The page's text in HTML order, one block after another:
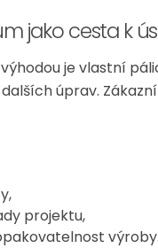
jako cesta k
je vlastní
úprav.
projektu,
výroby.